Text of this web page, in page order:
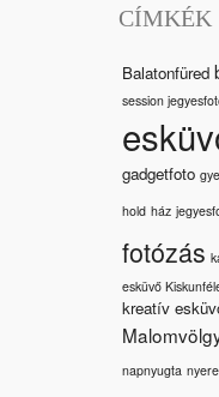
CÍMKÉK
Balatonfüred
session
gadgetfoto
hold ház
fotózás
esküvő
kreatív
napnyugta